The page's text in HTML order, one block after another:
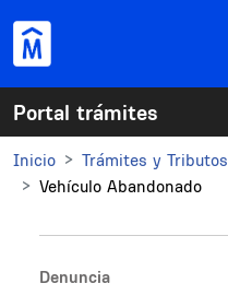
Portal trámites
Inicio Trámites y Tributos
Vehículo Abandonado
Denuncia